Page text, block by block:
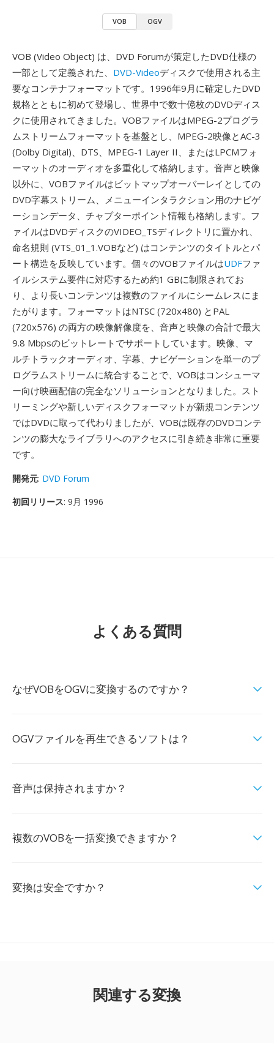
VOB OGV
VOB (Video Object) は、DVD Forumが策定したDVD仕様の
一部として定義された、 DVD-Videoディスクで使用される主
要なコンテナフォーマットです。1996年9月に確定したDVD
規格とともに初めて登場し、世界中で数十億枚のDVDディス
クに使用されてきました。VOBファイルはMPEG-2プログラ
ムストリームフォーマットを基盤とし、MPEG-2映像とAC-3
(Dolby Digital)、DTS、MPEG-1 Layer II、またはLPCMフォ
ーマットのオーディオを多重化して格納します。音声と映像
以外に、VOBファイルはビットマップオーバーレイとしての
DVD字幕ストリーム、メニューインタラクション用のナビゲ
ーションデータ、チャプターポイント情報も格納します。フ
ァイルはDVDディスクのVIDEO_TSディレクトリに置かれ、
命名規則 (VTS_01_1.VOBなど) はコンテンツのタイトルとパ
ート構造を反映しています。個々のVOBファイルはUDFファ
イルシステム要件に対応するため約1 GBに制限されてお
り、より長いコンテンツは複数のファイルにシームレスにま
たがります。フォーマットはNTSC (720x480) とPAL
(720x576) の両方の映像解像度を、音声と映像の合計で最大
9.8 Mbpsのビットレートでサポートしています。映像、マ
ルチトラックオーディオ、字幕、ナビゲーションを単一のプ
ログラムストリームに統合することで、VOBはコンシューマ
ー向け映画配信の完全なソリューションとなりました。スト
リーミングや新しいディスクフォーマットが新規コンテンツ
ではDVDに取って代わりましたが、VOBは既存のDVDコンテ
ンツの膨大なライブラリへのアクセスに引き続き非常に重要
です。
開発元: DVD Forum
初回リリース: 9月 1996
よくある質問
なぜVOBをOGVに変換するのですか？
OGVファイルを再生できるソフトは？
音声は保持されますか？
複数のVOBを一括変換できますか？
変換は安全ですか？
関連する変換